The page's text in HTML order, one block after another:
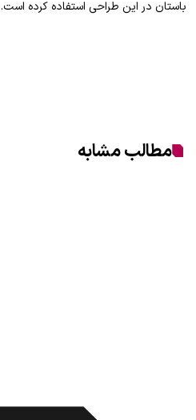
باستان در این طراحی استفاده کرده است.
مطالب مشابه